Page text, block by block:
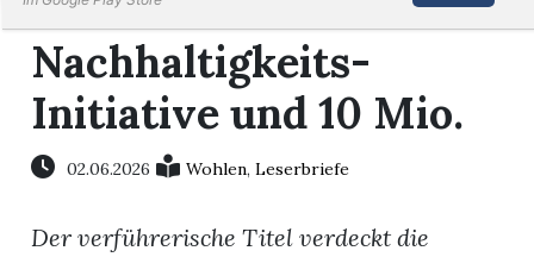
Immobilien
Veranstaltungen
Stellen
Nachhaltigkeits-
Initiative und 10 Mio.
02.06.2026 Wohlen,Leserbriefe
Der verführerische Titel verdeckt die